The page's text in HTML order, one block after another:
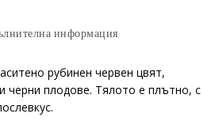
информация
рубинен червен цвят,
черни плодове. Тялото е плътно, с